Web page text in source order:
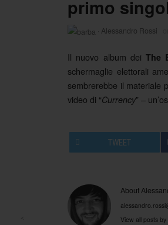
primo
Alessandro Rossi
Il nuovo album deiThe
schermaglie elettorali
sembrerebbe il materiale
video di “Currency” –
TWEET
About
View all posts